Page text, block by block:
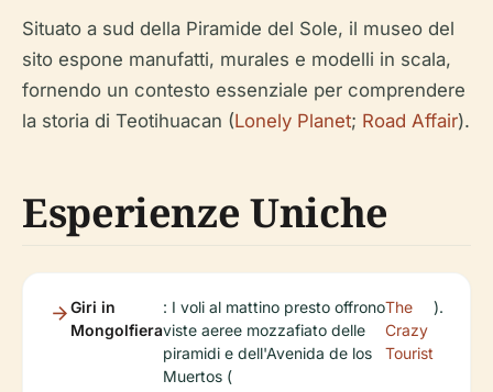
Situato a sud della Piramide del Sole, il museo del
sito espone manufatti, murales e modelli in scala,
fornendo un contesto essenziale per comprendere
la storia di Teotihuacan (Lonely Planet; Road Affair).
Esperienze Uniche
Giri in
Mongolfiera
: I voli al mattino presto offrono
viste aeree mozzafiato delle
piramidi e dell'Avenida de los
Muertos (
The
Crazy
Tourist
).